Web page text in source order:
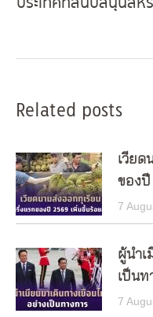
Related posts
เวียด
ของปี
7
ผู้นำเ
เป็นท
7